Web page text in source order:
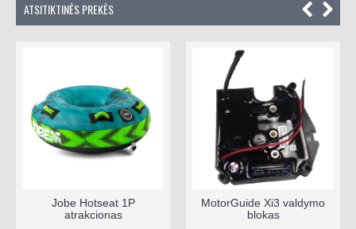
ATSITIKTINĖS PREKĖS
Jobe Hotseat 1P
atrakcionas
MotorGuide Xi3 valdymo
blokas